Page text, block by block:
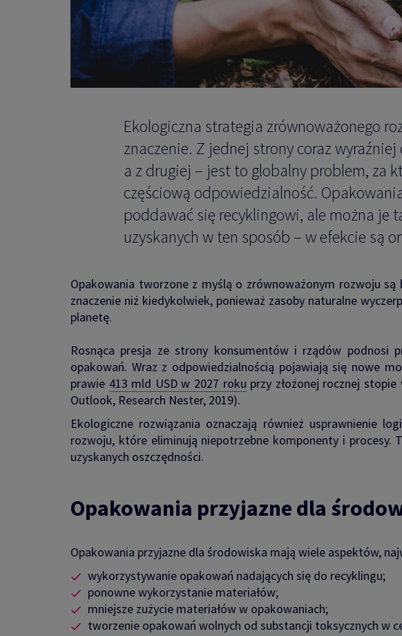
Ekologiczna strategia zrównoważonego
znaczenie. Z jednej strony coraz
a z drugiej – jest to globalny problem, za
częściową odpowiedzialność.
poddawać się recyklingowi, ale można je
uzyskanych w ten sposób – w efekcie są
Opakowania tworzone z myślą o zrównoważonym rozwoju
znaczenie niż kiedykolwiek, ponieważ zasoby naturalne
planetę.
Rosnąca presja ze strony konsumentów i rządów podnosi
opakowań. Wraz z odpowiedzialnością pojawiają się nowe
prawie 413 mld USD w 2027 roku przy złożonej rocznej
Outlook, Research Nester, 2019).
Ekologiczne rozwiązania oznaczają również usprawnienie
rozwoju, które eliminują niepotrzebne komponenty i
uzyskanych oszczędności.
Opakowania przyjazne dla
Opakowania przyjazne dla środowiska mają wiele aspektów,
wykorzystywanie opakowań nadających się do recyklingu;
ponowne wykorzystanie materiałów;
mniejsze zużycie materiałów w opakowaniach;
tworzenie opakowań wolnych od substancji toksycznych w